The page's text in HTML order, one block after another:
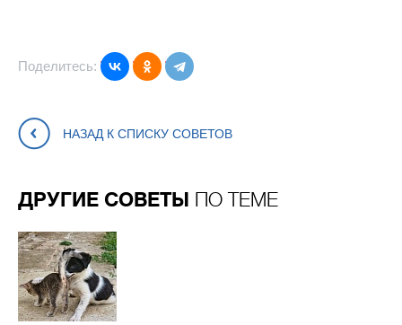
Поделитесь:
НАЗАД К СПИСКУ СОВЕТОВ
ДРУГИЕ СОВЕТЫ ПО ТЕМЕ